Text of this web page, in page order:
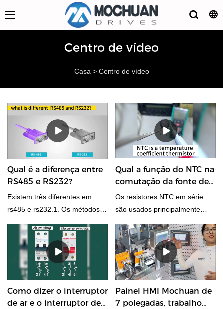
Centro de vídeo
Casa > Centro de vídeo
Qual é a diferença entre
RS485 e RS232?
Existem três diferentes em
rs485 e rs232.1. Os métodos
diferentes.2. A distância de
transmissão é diferente.3. As
unidades de transmissão são
diferentes.Este artigo detalhará
para apresentar os diferentes
Qual a função do NTC na
comutação da fonte de
alimentação?
Os resistores NTC em série
são usados ​​principalmente
em circuitos CA.
Como dizer o interruptor
de ar e o interruptor de
Painel HMI Mochuan de
7 polegadas, trabalho